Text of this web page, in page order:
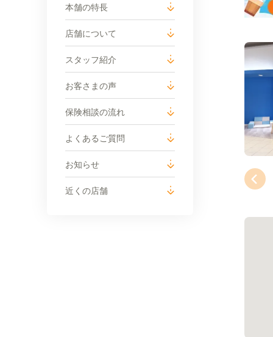
本舗の特長
店舗について
スタッフ紹介
お客さまの声
保険相談の流れ
よくあるご質問
お知らせ
近くの店舗